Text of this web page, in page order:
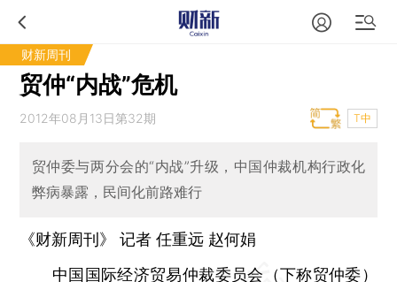
财新周刊
贸仲“内战”危机
2012年08月13日第32期 T中
贸仲委与两分会的“内战”升级，中国仲裁机构行政化
弊病暴露，民间化前路难行
《财新周刊》 记者任重远 赵何娟
中国国际经济贸易仲裁委员会（下称贸仲委）